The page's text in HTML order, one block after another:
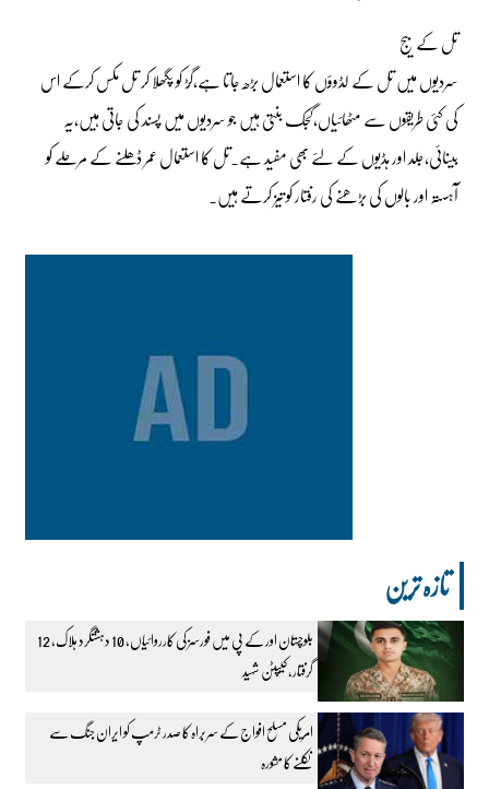
تل کے بیج
سردیوں میں تل کے لڈوؤں کا استعمال بڑھ جاتا ہے،گُڑ کو پگھلا کر تل مکس کرکے اس
کی کئی طریقوں سے مٹھائیاں،گجک بنتی ہیں جو سردیوں میں پسند کی جاتی ہیں،یہ
بینائی،جلد اور ہڈیوں کے لئے بھی مفید ہے۔تل کا استعمال عمر ڈھلنے کے مرحلے کو
آہستہ اور بالوں کی بڑھنے کی رفتار کو تیز کرتے ہیں۔
تازہ ترین
بلوچستان اور کے پی میں فورسز کی کارروائیاں، 10 دہشتگرد ہلاک، 12
گرفتار، کیپٹن شہید
امریکی مسلح افواج کے سربراہ کا صدر ٹرمپ کو ایران جنگ سے
نکلنے کا مشورہ